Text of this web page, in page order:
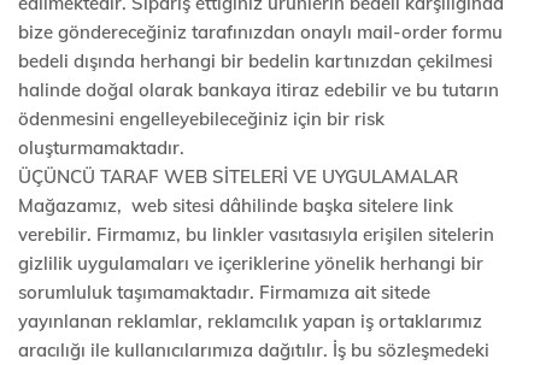
bize göndereceğiniz tarafınızdan onaylı mail-order formu
bedeli dışında herhangi bir bedelin kartınızdan çekilmesi
halinde doğal olarak bankaya itiraz edebilir ve bu tutarın
ödenmesini engelleyebileceğiniz için bir risk
oluşturmamaktadır.
ÜÇÜNCÜ TARAF WEB SİTELERİ VE UYGULAMALAR
Mağazamız, web sitesi dâhilinde başka sitelere link
verebilir. Firmamız, bu linkler vasıtasıyla erişilen sitelerin
gizlilik uygulamaları ve içeriklerine yönelik herhangi bir
sorumluluk taşımamaktadır. Firmamıza ait sitede
yayınlanan reklamlar, reklamcılık yapan iş ortaklarımız
aracılığı ile kullanıcılarımıza dağıtılır. İş bu sözleşmedeki